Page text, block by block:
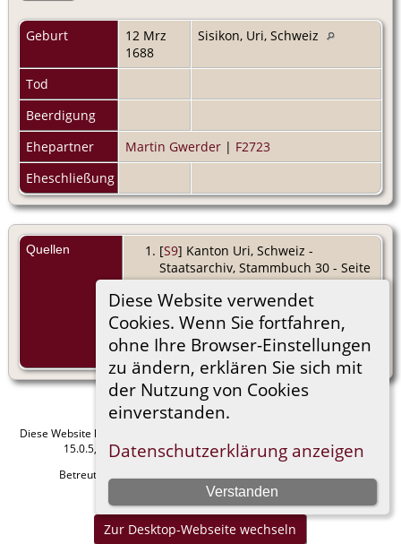
Diese Website verwendet
Cookies. Wenn Sie fortfahren,
ohne Ihre Browser-Einstellungen
zu ändern, erklären Sie sich mit
der Nutzung von Cookies
einverstanden.
Datenschutzerklärung anzeigen
Verstanden
Geburt
12 Mrz
1688
Sisikon, Uri, Schweiz
Tod
Beerdigung
Ehepartner
Martin Gwerder | F2723
Eheschließung
Quellen [S9] Kanton Uri, Schweiz -
Staatsarchiv, Stammbuch 30 - Seite
329 - Würsch 1c.
[S9 ] Kanton Uri, Schweiz -
Staatsarchiv, Stammbuch 30 - Seite
329 - Würsch 2.
Diese Website läuft mit
15.0.5, programmiert von Darrin Lythgoe © 2001-2026.
Betreut von
Impressum
Zur Desktop-Webseite wechseln